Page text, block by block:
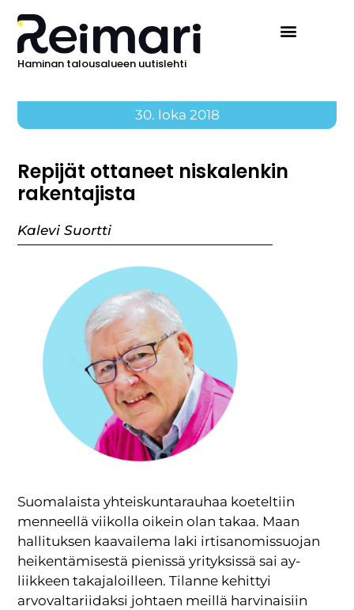
Haminan talousalueen uutislehti
30. loka 2018
Repijät ottaneet niskalenkin
rakentajista
Kalevi Suortti
Suomalaista yhteiskuntarauhaa koeteltiin
menneellä viikolla oikein olan takaa. Maan
hallituksen kaavailema laki irtisanomissuojan
heikentämisestä pienissä yrityksissä sai ay-
liikkeen takajaloilleen. Tilanne kehittyi
arvovaltariidaksi johtaen meillä harvinaisiin